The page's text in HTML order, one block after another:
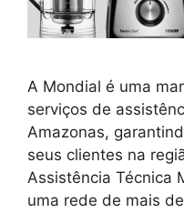
A Mondial é uma
serviços de
Amazonas,
seus clientes na
Assistência Técnica
uma rede de mais